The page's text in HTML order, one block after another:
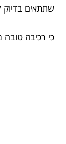
שתתאים בדיוק
כי רכיבה טובה